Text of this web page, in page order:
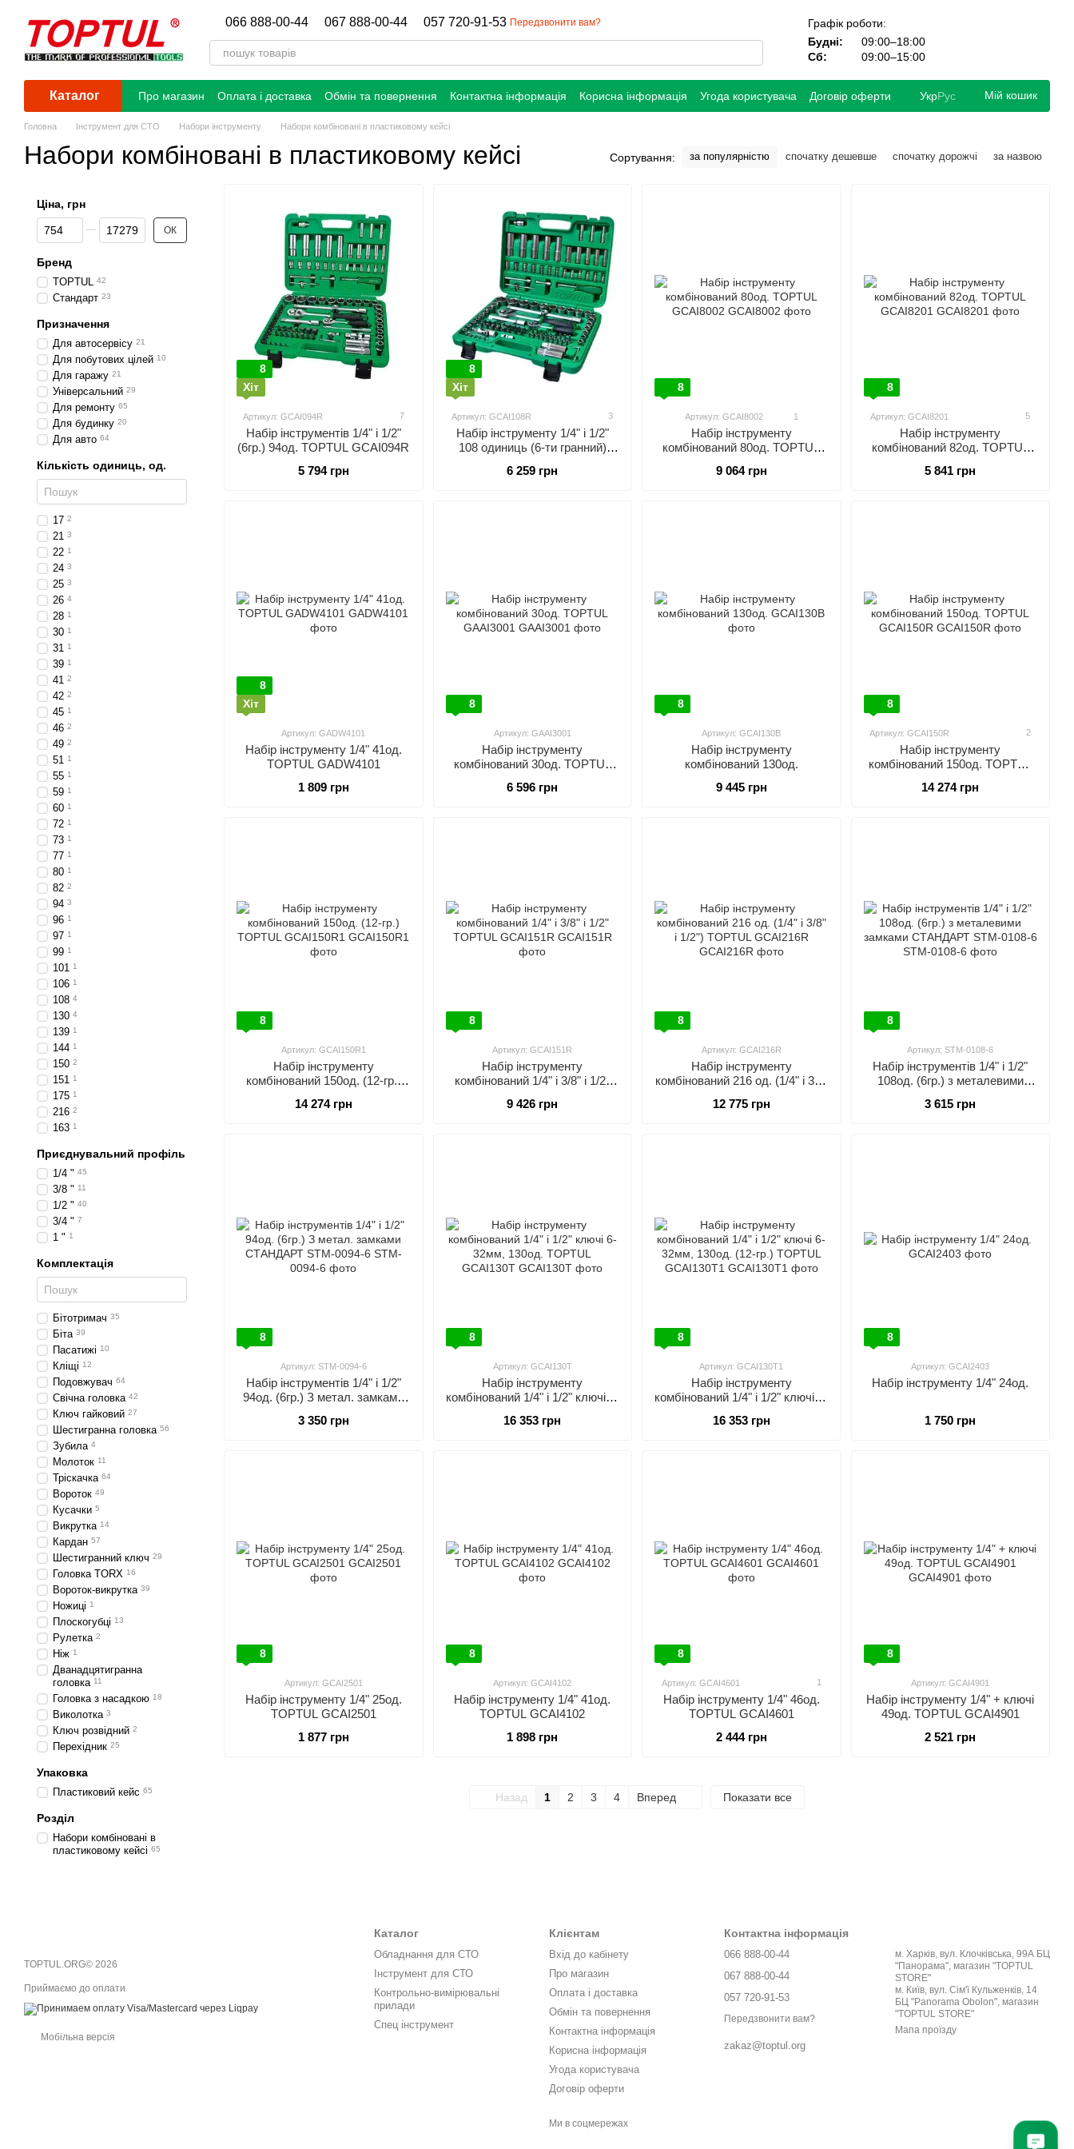
066 888-00-44 067 888-00-44 057 720-91-53 Передзвонити вам?
Графік роботи:
Будні:
09:00–18:00
Сб:
09:00–15:00
Каталог Про магазин Оплата і доставка Обмін та повернення Контактна інформація Корисна інформація Угода користувача Договір оферти УкрРус Мій кошик
Головна Інструмент для СТО Набори інструменту Набори комбіновані в пластиковому кейсі
Набори комбіновані в пластиковому кейсі Сортування: за популярністю спочатку дешевше спочатку дорожчі за назвою
8
Хіт
Артикул: GCAI094R 7
Набір інструментів 1/4" і 1/2"
(6гр.) 94од. TOPTUL GCAI094R
5 794 грн
8
Хіт
Артикул: GCAI108R 3
Набір інструменту 1/4" і 1/2"
108 одиниць (6-ти гранний)
6 259 грн
8
Артикул: GCAI8002 1
Набір інструменту
комбінований 80од. TOPTUL
9 064 грн
8
Артикул: GCAI8201 5
Набір інструменту
комбінований 82од. TOPTUL
5 841 грн
8
Хіт
Артикул: GADW4101
Набір інструменту 1/4" 41од.
TOPTUL GADW4101
1 809 грн
8
Артикул: GAAI3001
Набір інструменту
комбінований 30од. TOPTUL
6 596 грн
8
Артикул: GCAI130B
Набір інструменту
комбінований 130од.
9 445 грн
8
Артикул: GCAI150R 2
Набір інструменту
комбінований 150од. TOPTUL
14 274 грн
8
Артикул: GCAI150R1
Набір інструменту
комбінований 150од. (12-гр.)
14 274 грн
8
Артикул: GCAI151R
Набір інструменту
комбінований 1/4" і 3/8" і 1/2"
9 426 грн
8
Артикул: GCAI216R
Набір інструменту
комбінований 216 од. (1/4" і 3/8"
12 775 грн
8
Артикул: STM-0108-6
Набір інструментів 1/4" і 1/2"
108од. (6гр.) з металевими
0108-6
3 615 грн
8
Артикул: STM-0094-6
Набір інструментів 1/4" і 1/2"
94од. (6гр.) З метал. замками
3 350 грн
8
Артикул: GCAI130T
Набір інструменту
комбінований 1/4" і 1/2" ключі 6-
GCAI130T
16 353 грн
8
Артикул: GCAI130T1
Набір інструменту
комбінований 1/4" і 1/2" ключі 6-
GCAI130T1
16 353 грн
8
Артикул: GCAI2403
Набір інструменту 1/4" 24од.
1 750 грн
8
Артикул: GCAI2501
Набір інструменту 1/4" 25од.
TOPTUL GCAI2501
1 877 грн
8
Артикул: GCAI4102
Набір інструменту 1/4" 41од.
TOPTUL GCAI4102
1 898 грн
8
Артикул: GCAI4601 1
Набір інструменту 1/4" 46од.
TOPTUL GCAI4601
2 444 грн
8
Артикул: GCAI4901
Набір інструменту 1/4" + ключі
49од. TOPTUL GCAI4901
2 521 грн
Назад 1 2 3 4 Вперед Показати все
Ціна, грн
Від Ціна, грн
До Ціна, грн ОК
Бренд
TOPTUL 42
Стандарт 23
Призначення
Для автосервісу 21
Для побутових цілей 10
Для гаражу 21
Універсальний 29
Для ремонту 65
Для будинку 20
Для авто 64
Кількість одиниць, од.
17 2
21 3
22 1
24 3
25 3
26 4
28 1
30 1
31 1
39 1
41 2
42 2
45 1
46 2
49 2
51 1
55 1
59 1
60 1
72 1
73 1
77 1
80 1
82 2
94 3
96 1
97 1
99 1
101 1
106 1
108 4
130 4
139 1
144 1
150 2
151 1
175 1
216 2
163 1
Приєднувальний профіль
1/4 " 45
3/8 " 11
1/2 " 40
3/4 " 7
1 " 1
Комплектація
Бітотримач 35
Біта 39
Пасатижі 10
Кліщі 12
Подовжувач 64
Свічна головка 42
Ключ гайковий 27
Шестигранна головка 56
Зубила 4
Молоток 11
Тріскачка 64
Вороток 49
Кусачки 5
Викрутка 14
Кардан 57
Шестигранний ключ 29
Головка TORX 16
Вороток-викрутка 39
Ножиці 1
Плоскогубці 13
Рулетка 2
Ніж 1
Дванадцятигранна
головка 11
Головка з насадкою 18
Виколотка 3
Ключ розвідний 2
Перехідник 25
Упаковка
Пластиковий кейс 65
Розділ
Набори комбіновані в
пластиковому кейсі 65
TOPTUL.ORG© 2026
Приймаємо до оплати
Мобільна версія
Каталог
Обладнання для СТО
Інструмент для СТО
Контрольно-вимірювальні
прилади
Спец інструмент
Клієнтам
Вхід до кабінету
Про магазин
Оплата і доставка
Обмін та повернення
Контактна інформація
Корисна інформація
Угода користувача
Договір оферти
Ми в соцмережах
Контактна інформація
066 888-00-44
067 888-00-44
057 720-91-53
Передзвонити вам?
zakaz@toptul.org
м. Харків, вул. Клочківська, 99А БЦ
"Панорама", магазин "TOPTUL
STORE"
м. Київ, вул. Сім'ї Кульженків, 14
БЦ "Panorama Obolon", магазин
"TOPTUL STORE"
Мапа проїзду